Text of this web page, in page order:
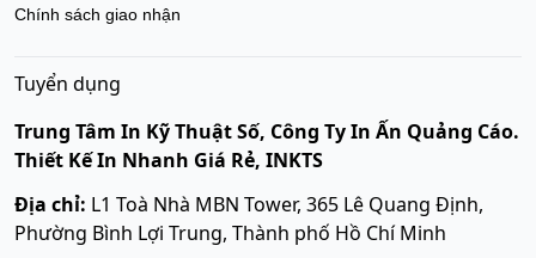
Chính sách giao nhận
Tuyển dụng
Trung Tâm In Kỹ Thuật Số, Công Ty In Ấn Quảng Cáo.
Thiết Kế In Nhanh Giá Rẻ, INKTS
Địa chỉ: L1 Toà Nhà MBN Tower, 365 Lê Quang Định,
Phường Bình Lợi Trung, Thành phố Hồ Chí Minh